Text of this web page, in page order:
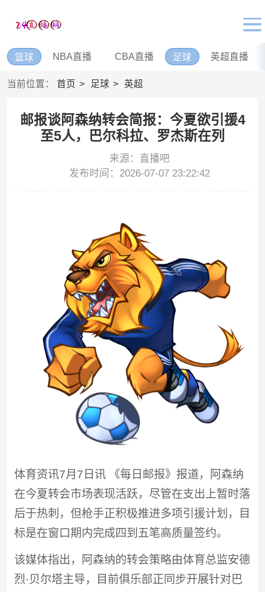
篮球 NBA直播 CBA直播 足球 英超直播
当前位置： 首页 足球 英超
邮报谈阿森纳转会简报：今夏欲引援4
至5人，巴尔科拉、罗杰斯在列
来源：直播吧
发布时间：2026-07-07 23:22:42
体育资讯7月7日讯 《每日邮报》报道，阿森纳
在今夏转会市场表现活跃，尽管在支出上暂时落
后于热刺，但枪手正积极推进多项引援计划，目
标是在窗口期内完成四到五笔高质量签约。
该媒体指出，阿森纳的转会策略由体育总监安德
烈·贝尔塔主导，目前俱乐部正同步开展针对巴